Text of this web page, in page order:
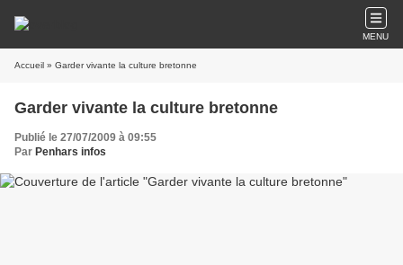
MENU
Accueil » Garder vivante la culture bretonne
Garder vivante la culture bretonne
Publié le 27/07/2009 à 09:55
Par Penhars infos